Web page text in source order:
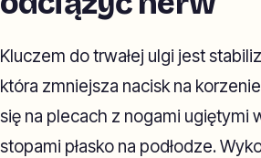
Kluczem do trwałej ulgi jest
która zmniejsza nacisk na
się na plecach z nogami ugiętymi
stopami płasko na podłodze.